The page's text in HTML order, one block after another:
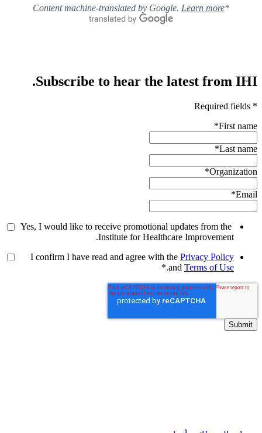
*Content machine-translated by Google.
Learn more
Subscribe to hear the latest from IHI.
* Required fields
First name
*
Last name
*
Organization
*
Email
*
Yes, I would like to receive promotional updates from the
Institute for Healthcare Improvement.
I confirm I have read and agree with the Privacy Policy
and Terms of Use
.
*